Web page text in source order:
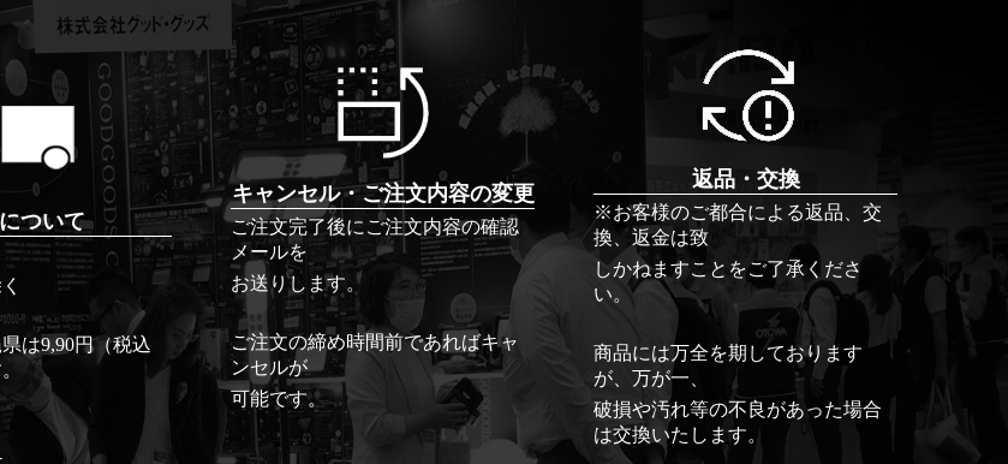
ついて
は9,90円（税込
キャンセル・ご注文内容の変更
ご注文完了後にご注文内容の確認
メールを
お送りします。
ご注文の締め時間前であればキャ
ンセルが
可能です。
返品・交換
※お客様のご都合による返品、交
換、返金は致
しかねますことをご了承くださ
い。
商品には万全を期しております
が、万が一、
破損や汚れ等の不良があった場合
は交換いたします。